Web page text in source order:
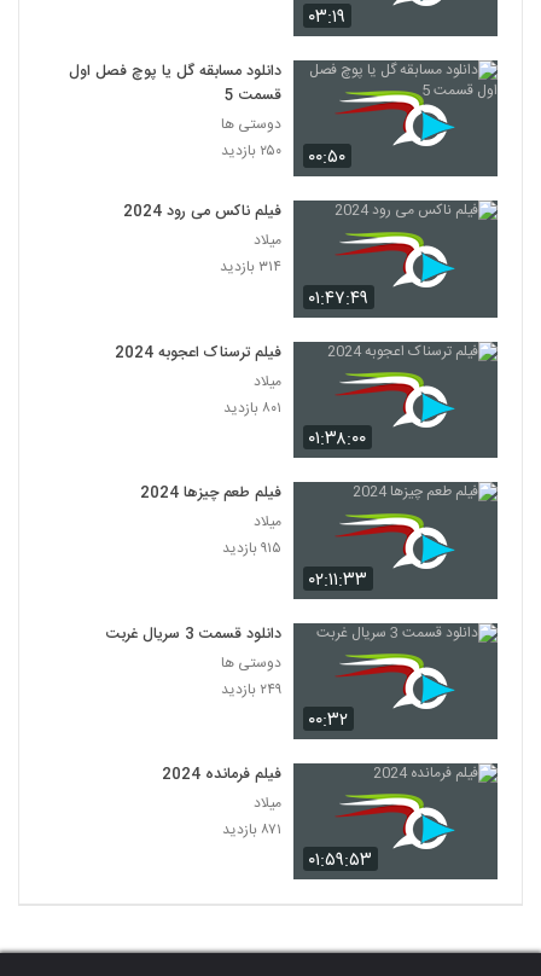
۰۳:۱۹
۰۰:۵۰
دانلود مسابقه گل یا پوچ فصل اول
قسمت 5
دوستی ها
۲۵۰ بازدید
۰۱:۴۷:۴۹
فیلم ناکس می رود 2024
میلاد
۳۱۴ بازدید
۰۱:۳۸:۰۰
فیلم ترسناک اعجوبه 2024
میلاد
۸۰۱ بازدید
۰۲:۱۱:۳۳
فیلم طعم چیزها 2024
میلاد
۹۱۵ بازدید
۰۰:۳۲
دانلود قسمت 3 سریال غربت
دوستی ها
۲۴۹ بازدید
۰۱:۵۹:۵۳
فیلم فرمانده 2024
میلاد
۸۷۱ بازدید